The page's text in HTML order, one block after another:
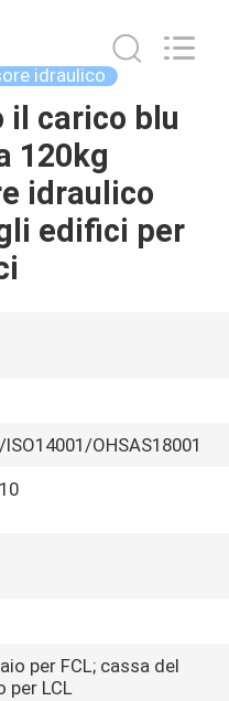
idraulico
il carico blu
120kg
idraulico
edifici per
OHSAS18001
per FCL; cassa del
per LCL